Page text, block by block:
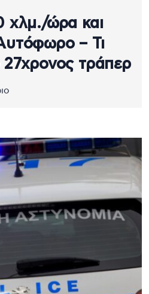
χλμ./ώρα και
– Τι
27χρονος τράπερ